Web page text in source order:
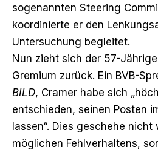
sogenannten Steering
koordinierte er den
Untersuchung begleitet.
Nun zieht sich der 57-
Gremium zurück. Ein BVB-
BILD, Cramer habe sich
entschieden, seinen Posten
lassen“. Dies geschehe nicht
möglichen Fehlverhaltens,